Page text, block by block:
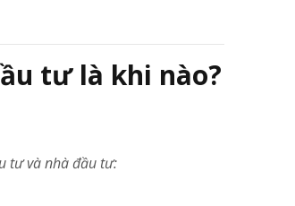
tư là khi nào?
tư và nhà đầu tư: